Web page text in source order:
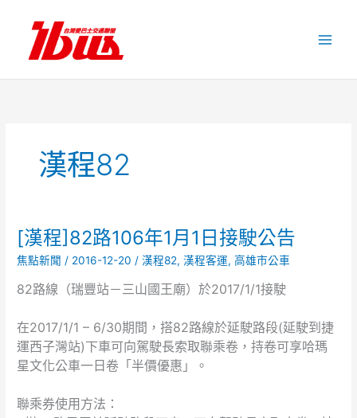
內
漢程82
[漢程]82路106年1月1日接駛公告
焦點新聞 / 2016-12-20/漢程82,漢程客運,高雄市公車
82路線（瑞豐站－三山國王廟）於2017/1/1接駛
在2017/1/1 – 6/30期間，搭82路線於延駛路段(延駛到捷
運西子灣站)下車可向駕駛長索取聯乘卷，持卷可享哈瑪
星文化公車一日卷「半價優惠」。
聯乘券使用方法：
[漢
程]82
路
106
1
月
1
日
駛